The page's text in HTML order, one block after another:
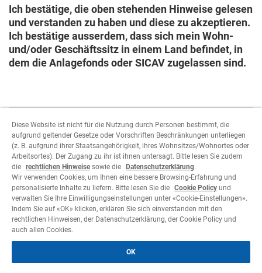
Ich bestätige, die oben stehenden Hinweise gelesen
und verstanden zu haben und diese zu akzeptieren.
Ich bestätige ausserdem, dass sich mein Wohn-
und/oder Geschäftssitz in einem Land befindet, in
dem die Anlagefonds oder SICAV zugelassen sind.
Um fortzufahren, müssen Sie die
Benutzerparameter auswählen.
Akzeptieren
Ablehnen
Datenschutzerklärung
Diese Website ist nicht für die Nutzung durch Personen bestimmt, die
aufgrund geltender Gesetze oder Vorschriften Beschränkungen unterliegen
(z. B. aufgrund ihrer Staatsangehörigkeit, ihres Wohnsitzes/Wohnortes oder
Arbeitsortes). Der Zugang zu ihr ist ihnen untersagt. Bitte lesen Sie zudem
die rechtlichen Hinweisesowie die Datenschutzerklärung.
Wir verwenden Cookies, um Ihnen eine bessere Browsing-Erfahrung und
personalisierte Inhalte zu liefern. Bitte lesen Sie die Cookie Policy und
verwalten Sie Ihre Einwilligungseinstellungen unter «Cookie-Einstellungen».
Indem Sie auf «OK» klicken, erklären Sie sich einverstanden mit den
rechtlichen Hinweisen, der Datenschutzerklärung, der Cookie Policy und
auch allen Cookies.
OK